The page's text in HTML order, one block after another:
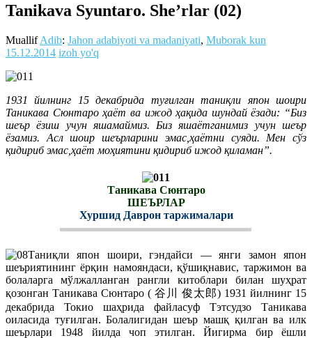
Tanikava Syuntaro. She’rlar (02)
MuallifAdib: Jahon adabiyoti va madaniyati, Muborak kun
15.12.2014 izoh yo'q
1931 йилнинг 15 декабрида туғилган таниқли япон шоири
Таникава Сюнтаро ҳаёт ва ижод ҳақида шундай ёзади: “Биз
шеър ёзиш учун яшамаймиз. Биз яшаётганимиз учун шеър
ёзамиз. Асл шоир шеърларини эмас,ҳаётни суяди. Мен сўз
қидириб эмас,ҳаёт моҳиятини қидириб ижод қиламан”.
Таникава Сюнтаро
ШЕЪРЛАР
Хуршид Даврон таржималари
Таниқли япон шоири, гэндайси — янги замон япон
шеъриятининг ёрқин намояндаси, қўшиқнавис, таржимон ва
болаларга мўлжалланган рангли китоблари билан шуҳрат
қозонган Таникава Сюнтаро ( 谷川 俊太郎) 1931 йилнинг 15
декабрида Токио шаҳрида файласуф Тэтсудзо Таникава
оиласида туғилган. Болалигидан шеър машқ қилган ва илк
шеърлари 1948 йилда чоп этилган. Йигирма бир ёшли